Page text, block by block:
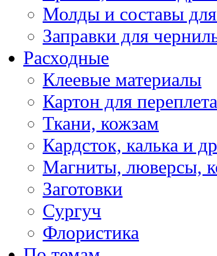
Молды и составы
Заправки для
Расходные
Клеевые материалы
Картон для переплета
Ткани, кожзам
Кардсток, калька и
Магниты, люверсы,
Заготовки
Сургуч
Флористика